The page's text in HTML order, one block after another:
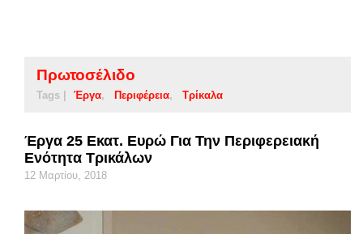
Πρωτοσέλιδο
Tags | Έργα Περιφέρεια Τρίκαλα
Έργα 25 Εκατ. Ευρώ Για Την Περιφερειακή
Ενότητα Τρικάλων
12 Μαρτίου, 2018